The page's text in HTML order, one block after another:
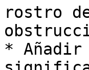
rostro
* Añadir